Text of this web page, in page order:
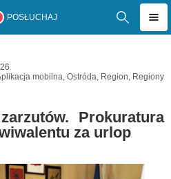
POSŁUCHAJ
mobilna, Ostróda, Region, Regiony
Prokuratura
za urlop